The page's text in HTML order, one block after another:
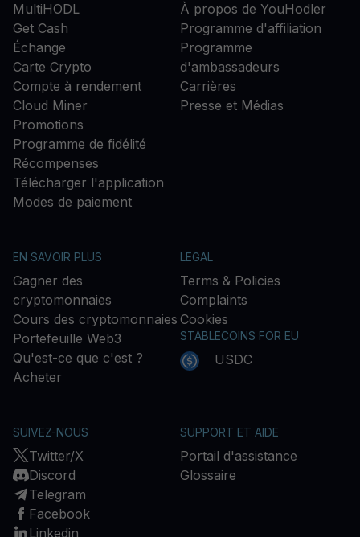
MultiHODL
Get Cash
Échange
Carte Crypto
Compte à rendement
Cloud Miner
Promotions
Programme de fidélité
Récompenses
Télécharger l'application
Modes de paiement
À propos de YouHodler
Programme d'affiliation
Programme
d'ambassadeurs
Carrières
Presse et Médias
EN SAVOIR PLUS
Gagner des
cryptomonnaies
Cours des cryptomonnaies
Portefeuille Web3
Qu'est-ce que c'est ?
Acheter
LEGAL
Terms & Policies
Complaints
Cookies
STABLECOINS FOR EU
USDC
SUIVEZ-NOUS
Twitter/X
Discord
Telegram
Facebook
Linkedin
SUPPORT ET AIDE
Portail d'assistance
Glossaire